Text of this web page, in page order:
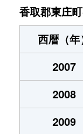
香取郡東庄
西暦（年
2007
2008
2009